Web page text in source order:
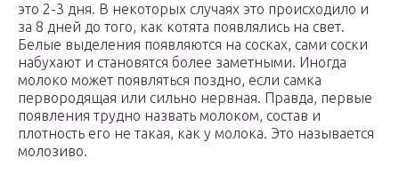
это 2-3 дня. В некоторых случаях это происходило и
за 8 дней до того, как котята появлялись на свет.
Белые выделения появляются на сосках, сами соски
набухают и становятся более заметными. Иногда
молоко может появляться поздно, если самка
первородящая или сильно нервная. Правда, первые
появления трудно назвать молоком, состав и
плотность его не такая, как у молока. Это называется
молозиво.